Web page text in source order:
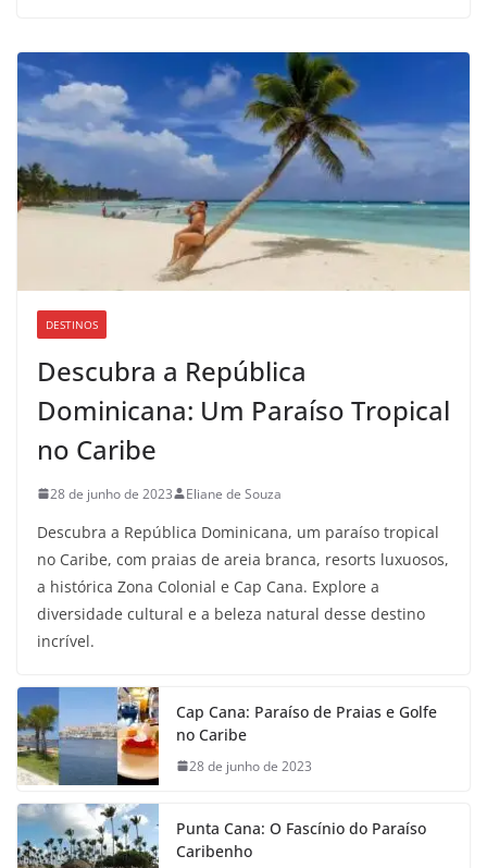
DESTINOS
Descubra a República
Dominicana: Um Paraíso Tropical
no Caribe
28 de junho de 2023 Eliane de Souza
Descubra a República Dominicana, um paraíso tropical
no Caribe, com praias de areia branca, resorts luxuosos,
a histórica Zona Colonial e Cap Cana. Explore a
diversidade cultural e a beleza natural desse destino
incrível.
Cap Cana: Paraíso de Praias e Golfe
no Caribe
28 de junho de 2023
Punta Cana: O Fascínio do Paraíso
Caribenho